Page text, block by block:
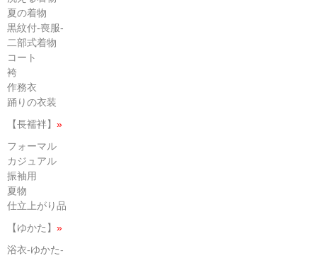
夏の着物
黒紋付-喪服-
二部式着物
コート
袴
作務衣
踊りの衣装
【長襦袢】 »
フォーマル
カジュアル
振袖用
夏物
仕立上がり品
【ゆかた】 »
浴衣-ゆかた-